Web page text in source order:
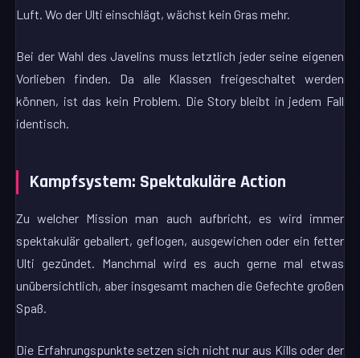
Luft. Wo der Ulti einschlägt, wächst kein Gras mehr.
Bei der Wahl des Javelins muss letztlich jeder seine eigenen
Vorlieben finden. Da alle Klassen freigeschaltet werden
können, ist das kein Problem. Die Story bleibt in jedem Fall
identisch.
Kampfsystem: Spektakuläre Action
Zu welcher Mission man auch aufbricht, es wird immer
spektakulär geballert, geflogen, ausgewichen oder ein fetter
Ulti gezündet. Manchmal wird es auch gerne mal etwas
unübersichtlich, aber insgesamt machen die Gefechte großen
Spaß.
Die Erfahrungspunkte setzen sich nicht nur aus Kills oder der